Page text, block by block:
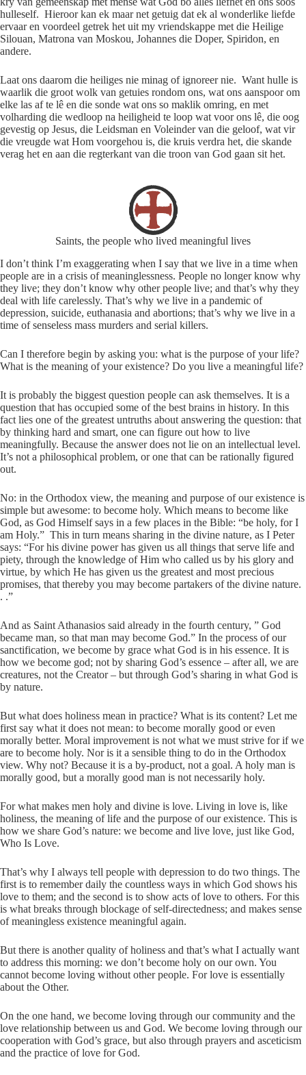
hulleself. Hieroor kan ek maar net getuig dat ek al wonderlike liefde
ervaar en voordeel getrek het uit my vriendskappe met die Heilige
Silouan, Matrona van Moskou, Johannes die Doper, Spiridon, en
andere.
Laat ons daarom die heiliges nie minag of ignoreer nie. Want hulle is
waarlik die groot wolk van getuies rondom ons, wat ons aanspoor om
elke las af te lê en die sonde wat ons so maklik omring, en met
volharding die wedloop na heiligheid te loop wat voor ons lê, die oog
gevestig op Jesus, die Leidsman en Voleinder van die geloof, wat vir
die vreugde wat Hom voorgehou is, die kruis verdra het, die skande
verag het en aan die regterkant van die troon van God gaan sit het.
Saints, the people who lived meaningful lives
I don’t think I’m exaggerating when I say that we live in a time when
people are in a crisis of meaninglessness. People no longer know why
they live; they don’t know why other people live; and that’s why they
deal with life carelessly. That’s why we live in a pandemic of
depression, suicide, euthanasia and abortions; that’s why we live in a
time of senseless mass murders and serial killers.
Can I therefore begin by asking you: what is the purpose of your life?
What is the meaning of your existence? Do you live a meaningful life?
It is probably the biggest question people can ask themselves. It is a
question that has occupied some of the best brains in history. In this
fact lies one of the greatest untruths about answering the question: that
by thinking hard and smart, one can figure out how to live
meaningfully. Because the answer does not lie on an intellectual level.
It’s not a philosophical problem, or one that can be rationally figured
out.
No: in the Orthodox view, the meaning and purpose of our existence is
simple but awesome: to become holy. Which means to become like
God, as God Himself says in a few places in the Bible: “be holy, for I
am Holy.” This in turn means sharing in the divine nature, as I Peter
says: “For his divine power has given us all things that serve life and
piety, through the knowledge of Him who called us by his glory and
virtue, by which He has given us the greatest and most precious
promises, that thereby you may become partakers of the divine nature.
. .”
And as Saint Athanasios said already in the fourth century, ” God
became man, so that man may become God.” In the process of our
sanctification, we become by grace what God is in his essence. It is
how we become god; not by sharing God’s essence – after all, we are
creatures, not the Creator – but through God’s sharing in what God is
by nature.
But what does holiness mean in practice? What is its content? Let me
first say what it does not mean: to become morally good or even
morally better. Moral improvement is not what we must strive for if we
are to become holy. Nor is it a sensible thing to do in the Orthodox
view. Why not? Because it is a by-product, not a goal. A holy man is
morally good, but a morally good man is not necessarily holy.
For what makes men holy and divine is love. Living in love is, like
holiness, the meaning of life and the purpose of our existence. This is
how we share God’s nature: we become and live love, just like God,
Who Is Love.
That’s why I always tell people with depression to do two things. The
first is to remember daily the countless ways in which God shows his
love to them; and the second is to show acts of love to others. For this
is what breaks through blockage of self-directedness; and makes sense
of meaningless existence meaningful again.
But there is another quality of holiness and that’s what I actually want
to address this morning: we don’t become holy on our own. You
cannot become loving without other people. For love is essentially
about the Other.
On the one hand, we become loving through our community and the
love relationship between us and God. We become loving through our
cooperation with God’s grace, but also through prayers and asceticism
and the practice of love for God.